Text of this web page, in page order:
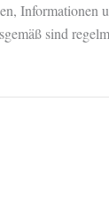
Informationen
sind